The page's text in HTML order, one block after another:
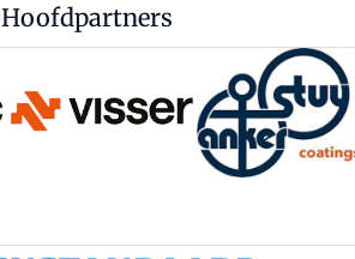
Hoofdpartners